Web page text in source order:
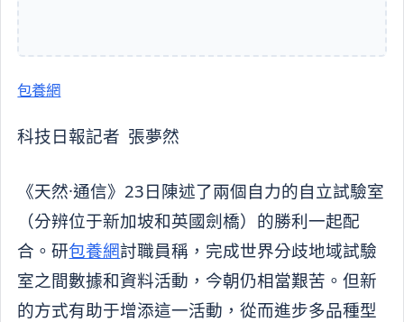
包養網
科技日報記者 張夢然
《天然·通信》23日陳述了兩個自力的自立試驗室
（分辨位于新加坡和英國劍橋）的勝利一起配
合。研包養網討職員稱，完成世界分歧地域試驗
室之間數據和資料活動，今朝仍相當艱苦。但新
的方式有助于增添這一活動，從而進步多品種型